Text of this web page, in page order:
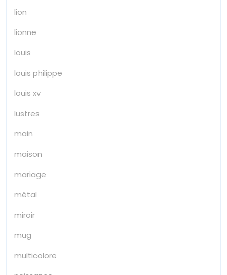
lion
lionne
louis
louis philippe
louis xv
lustres
main
maison
mariage
métal
miroir
mug
multicolore